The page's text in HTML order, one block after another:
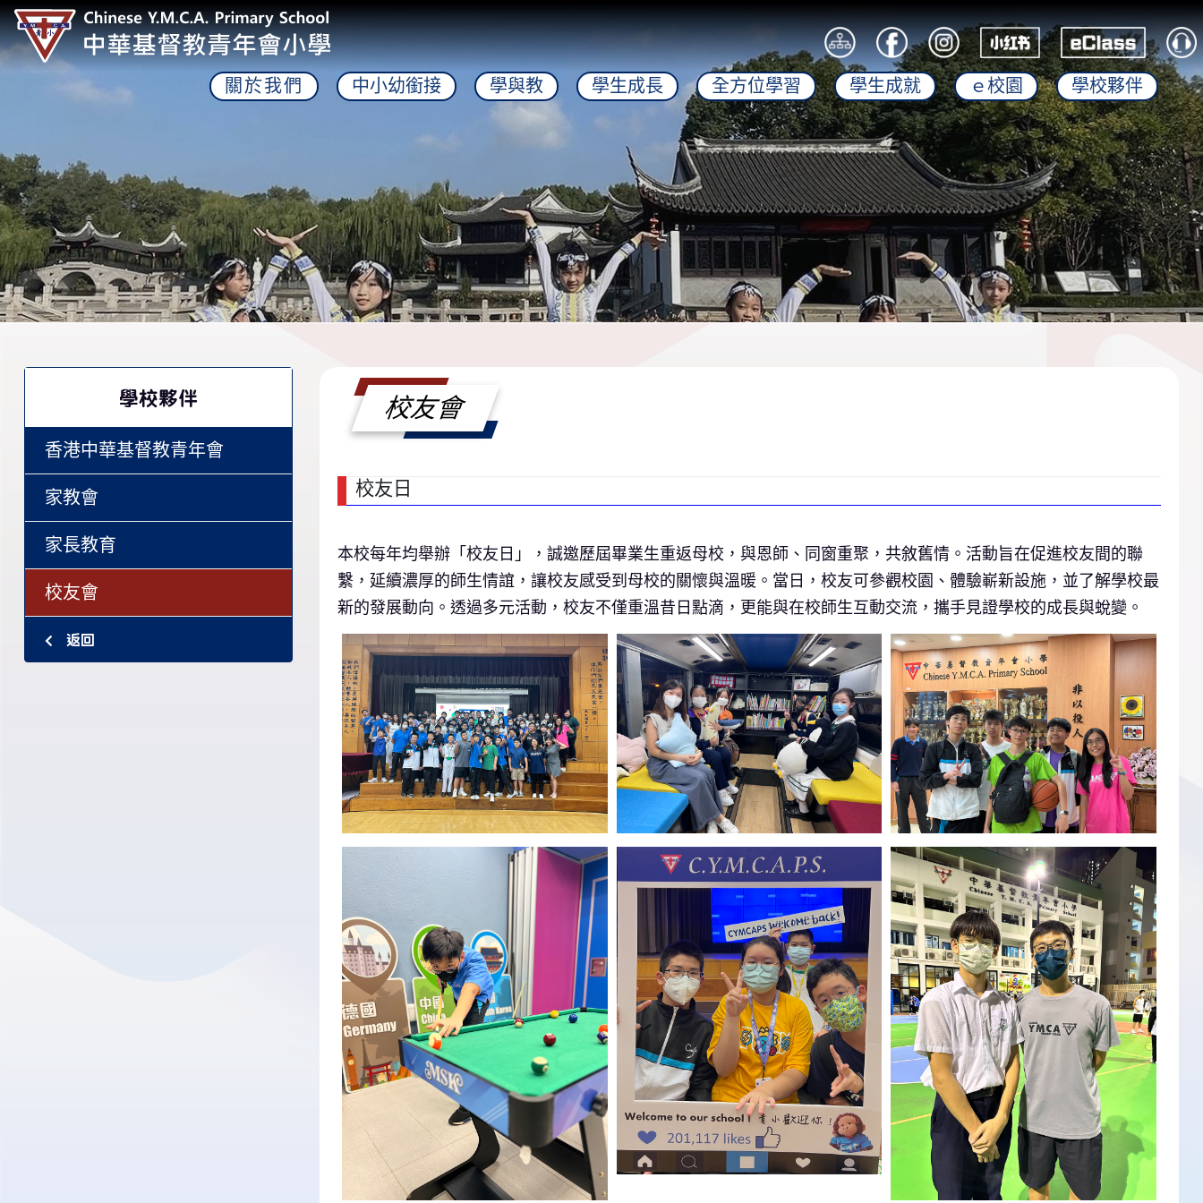
關於我們 中小幼銜接 學與教 學生成長 全方位學習 學生成就 ｅ校園 學校夥伴
學校夥伴
香港中華基督教青年會
家教會
家長教育
校友會
返回
校友會
校友日
本校每年均舉辦「校友日」，誠邀歷屆畢業生重返母校，與恩師、同窗重聚，共敘舊情。活動旨在促進校友間的聯
繫，延續濃厚的師生情誼，讓校友感受到母校的關懷與溫暖。當日，校友可參觀校園、體驗嶄新設施，並了解學校最
新的發展動向。透過多元活動，校友不僅重溫昔日點滴，更能與在校師生互動交流，攜手見證學校的成長與蛻變。